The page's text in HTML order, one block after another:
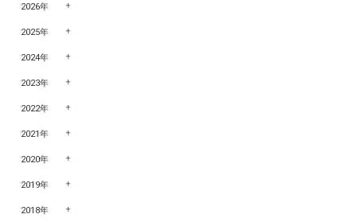
2026年
2025年
2024年
2023年
2022年
2021年
2020年
2019年
2018年